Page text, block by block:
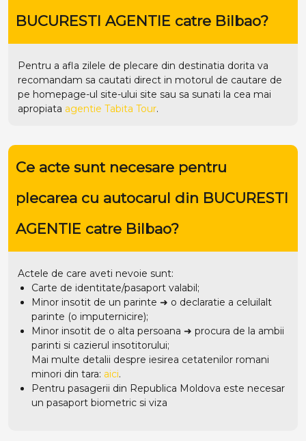
BUCURESTI AGENTIE catre Bilbao?
Pentru a afla zilele de plecare din destinatia dorita va
recomandam sa cautati direct in motorul de cautare de
pe homepage-ul site-ului site sau sa sunati la cea mai
apropiata agentie Tabita Tour.
Ce acte sunt necesare pentru
plecarea cu autocarul din BUCURESTI
AGENTIE catre Bilbao?
Actele de care aveti nevoie sunt:
Carte de identitate/pasaport valabil;
Minor insotit de un parinte ➜ o declaratie a celuilalt
parinte (o imputernicire);
Minor insotit de o alta persoana ➜ procura de la ambii
parinti si cazierul insotitorului;
Mai multe detalii despre iesirea cetatenilor romani
minori din tara: aici.
Pentru pasagerii din Republica Moldova este necesar
un pasaport biometric si viza